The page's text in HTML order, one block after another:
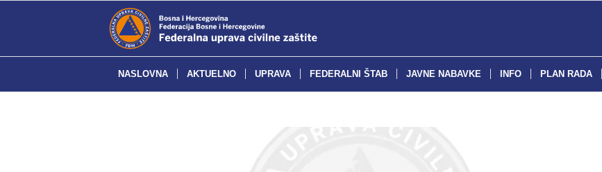
NASLOVNA AKTUELNO UPRAVA FEDERALNI ŠTAB JAVNE NABAVKE INFO PLAN RADA